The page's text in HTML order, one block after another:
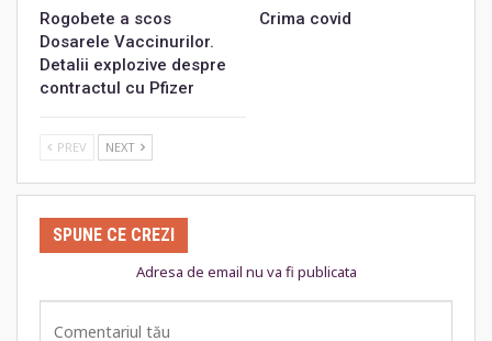
Rogobete a scos
Dosarele Vaccinurilor.
Detalii explozive despre
contractul cu Pfizer
Crima covid
PREV NEXT
SPUNE CE CREZI
Adresa de email nu va fi publicata